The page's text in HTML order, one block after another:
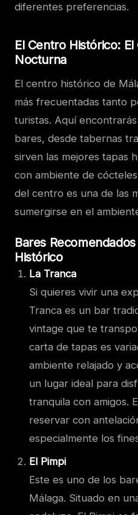
diferentes preferencias.
El Centro Histórico:
Nocturna
El centro histórico de
más frecuentadas tanto
turistas. Aquí
bares, desde tabernas
sirven las mejores tapas
con ambiente de
del centro es una de las
sumergirse en el
Bares
Histórico
La Tranca
Si quieres vivir una
Tranca es un bar
vintage que te
carta de tapas es
ambiente relajado y
un lugar ideal para
tranquila con amigos.
reservar con
especialmente los
El Pimpi
Este es uno de los
Málaga. Situado en